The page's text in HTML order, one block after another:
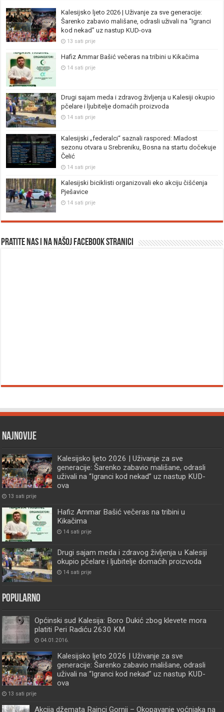
Kalesijsko ljeto 2026 | Uživanje za sve generacije:
Šarenko zabavio mališane, odrasli uživali na “Igranci
kod nekad” uz nastup KUD-ova
13 sati prije
Hafiz Ammar Bašić večeras na tribini u Kikačima
14 sati prije
Drugi sajam meda i zdravog življenja u Kalesiji okupio
pčelare i ljubitelje domaćih proizvoda
14 sati prije
Kalesijski „federalci“ saznali raspored: Mladost
sezonu otvara u Srebreniku, Bosna na startu dočekuje
Čelić
14 sati prije
Kalesijski biciklisti organizovali eko akciju čišćenja
Pješavice
14 sati prije
Pratite nas i na našoj facebook stranici
Najnovije
Kalesijsko ljeto 2026 | Uživanje za sve
generacije: Šarenko zabavio mališane, odrasli
uživali na “Igranci kod nekad” uz nastup KUD-
ova
13 sati prije
Hafiz Ammar Bašić večeras na tribini u
Kikačima
14 sati prije
Drugi sajam meda i zdravog življenja u Kalesiji
okupio pčelare i ljubitelje domaćih proizvoda
14 sati prije
Popularno
Općinski sud Kalesija: Boro Dukić zbog klevete mora
platiti Peri Radiću 2630 KM
04.01.2016.
Kalesijsko ljeto 2026 | Uživanje za sve
generacije: Šarenko zabavio mališane, odrasli
uživali na “Igranci kod nekad” uz nastup KUD-
ova
13 sati prije
Akcija džemata Rainci Gornji – Okopavanje voćnjaka na